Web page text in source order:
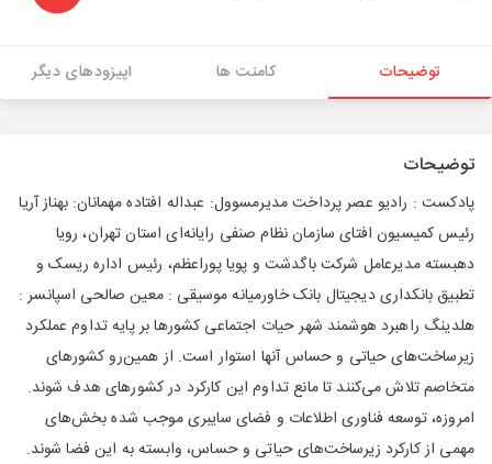
توضیحات کامنت ها اپیزودهای دیگر
توضیحات
پادکست : رادیو عصر پرداخت مدیرمسوول: عبداله افتاده مهمانان: بهناز آریا
رئیس کمیسیون افتای سازمان نظام صنفی رایانه‌­ای استان تهران، رویا
دهبسته مدیرعامل شرکت باگدشت و پویا پوراعظم، رئیس اداره ریسک و
تطبیق بانکداری دیجیتال بانک خاورمیانه موسیقی : معین صالحی اسپانسر :
هلدینگ راهبرد هوشمند شهر حیات اجتماعی کشورها بر پایه تداوم عملکرد
زیرساخت‌های حیاتی و حساس آنها استوار است. از همین‌‎رو کشورهای
متخاصم تلاش می‌کنند تا مانع تداوم این کارکرد در کشورهای هدف شوند.
امروزه، توسعه فناوری اطلاعات و فضای سایبری موجب شده بخش‌های
مهمی از کارکرد زیرساخت‌های حیاتی و حساس، وابسته به این فضا شوند.